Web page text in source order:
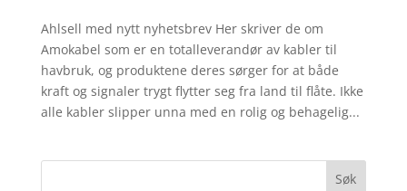
Ahlsell med nytt nyhetsbrev Her skriver de om
Amokabel som er en totalleverandør av kabler til
havbruk, og produktene deres sørger for at både
kraft og signaler trygt flytter seg fra land til flåte. Ikke
alle kabler slipper unna med en rolig og behagelig...